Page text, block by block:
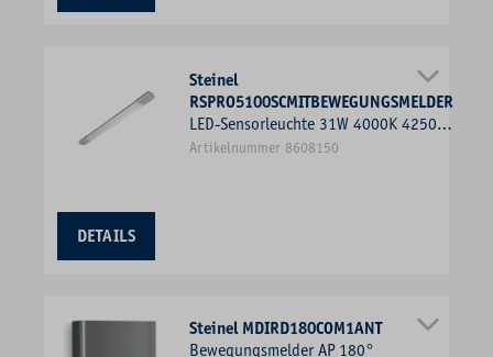
Steinel
RSPRO5100SCMITBEWEGUNGSMELDER
LED-Sensorleuchte 31W 4000K 4250lm
gr Konv IP65 BWM 1370x87x58mm
Artikelnummer 8608150
DETAILS
Steinel MDIRD180COM1ANT
Bewegungsmelder AP 180°